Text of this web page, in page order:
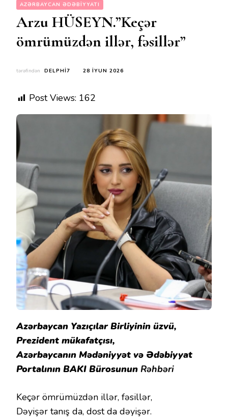
AZƏRBAYCAN ƏDƏBIYYATI
Arzu HÜSEYN.”Keçər
ömrümüzdən illər, fəsillər”
tərəfindən DELPHI7 28 İYUN 2026
Post Views: 162
Azərbaycan Yazıçılar Birliyinin üzvü,
Prezident mükafatçısı,
Azərbaycanın Mədəniyyət və Ədəbiyyat
Portalının BAKI Bürosunun Rəhbəri
Keçər ömrümüzdən illər, fəsillər,
Dəyişər tanış da, dost da dəyişər.